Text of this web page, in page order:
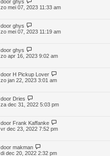
door ghys
zo mei 07, 2023 11:33 am
door ghys
zo mei 07, 2023 11:19 am
door ghys
zo apr 16, 2023 9:02 am
door H Pickup Lover
zo jan 22, 2023 3:01 am
door Dries
za dec 31, 2022 5:03 pm
door Frank Kaffanke
vr dec 23, 2022 7:52 pm
door makman
di dec 20, 2022 2:32 pm